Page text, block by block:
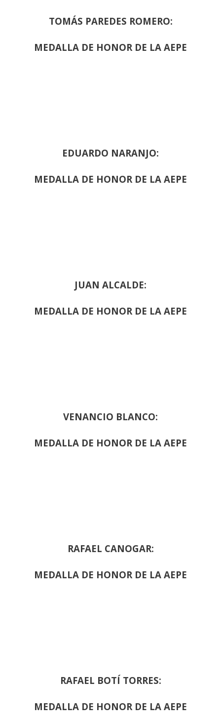
TOMÁS PAREDES ROMERO:
MEDALLA DE HONOR DE LA AEPE
EDUARDO NARANJO:
MEDALLA DE HONOR DE LA AEPE
JUAN ALCALDE:
MEDALLA DE HONOR DE LA AEPE
VENANCIO BLANCO:
MEDALLA DE HONOR DE LA AEPE
RAFAEL CANOGAR:
MEDALLA DE HONOR DE LA AEPE
RAFAEL BOTÍ TORRES:
MEDALLA DE HONOR DE LA AEPE